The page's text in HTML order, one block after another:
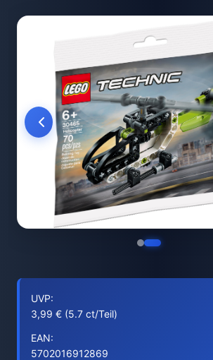
UVP:
3,99 € (5.7 ct/Teil)
EAN:
5702016912869